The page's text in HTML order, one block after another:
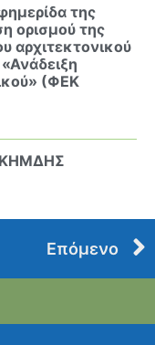
της
ορισμού της
αρχιτεκτονικού
(ΦΕΚ
ΚΗΜΔΗΣ
Επόμενο